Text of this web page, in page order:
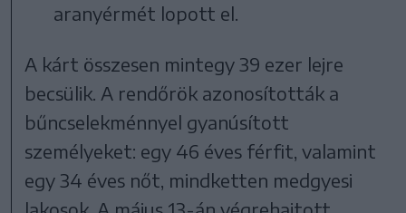
aranyérmét lopott el.
A kárt összesen mintegy 39 ezer lejre
becsülik. A rendőrök azonosították a
bűncselekménnyel gyanúsított
személyeket: egy 46 éves férfit, valamint
egy 34 éves nőt, mindketten medgyesi